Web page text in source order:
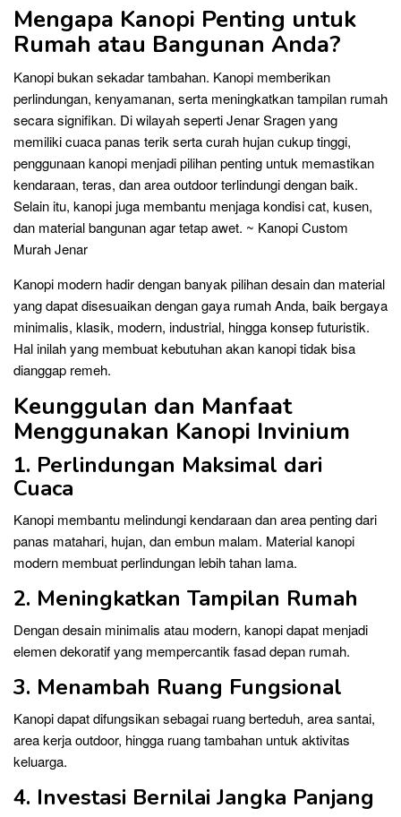
Mengapa Kanopi Penting untuk
Rumah atau Bangunan Anda?
Kanopi bukan sekadar tambahan. Kanopi memberikan
perlindungan, kenyamanan, serta meningkatkan tampilan rumah
secara signifikan. Di wilayah seperti Jenar Sragen yang
memiliki cuaca panas terik serta curah hujan cukup tinggi,
penggunaan kanopi menjadi pilihan penting untuk memastikan
kendaraan, teras, dan area outdoor terlindungi dengan baik.
Selain itu, kanopi juga membantu menjaga kondisi cat, kusen,
dan material bangunan agar tetap awet. ~ Kanopi Custom
Murah Jenar
Kanopi modern hadir dengan banyak pilihan desain dan material
yang dapat disesuaikan dengan gaya rumah Anda, baik bergaya
minimalis, klasik, modern, industrial, hingga konsep futuristik.
Hal inilah yang membuat kebutuhan akan kanopi tidak bisa
dianggap remeh.
Keunggulan dan Manfaat
Menggunakan Kanopi Invinium
1. Perlindungan Maksimal dari
Cuaca
Kanopi membantu melindungi kendaraan dan area penting dari
panas matahari, hujan, dan embun malam. Material kanopi
modern membuat perlindungan lebih tahan lama.
2. Meningkatkan Tampilan Rumah
Dengan desain minimalis atau modern, kanopi dapat menjadi
elemen dekoratif yang mempercantik fasad depan rumah.
3. Menambah Ruang Fungsional
Kanopi dapat difungsikan sebagai ruang berteduh, area santai,
area kerja outdoor, hingga ruang tambahan untuk aktivitas
keluarga.
4. Investasi Bernilai Jangka Panjang